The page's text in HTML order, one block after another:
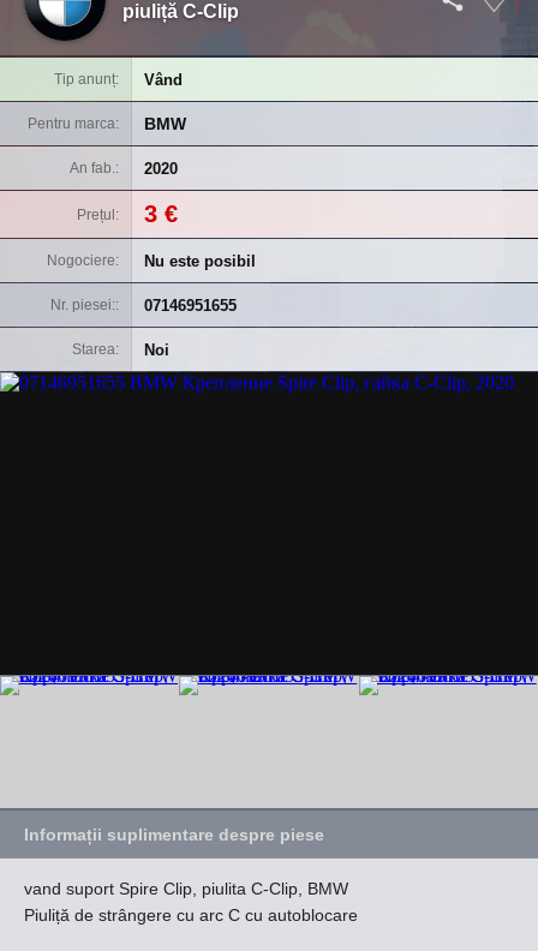
piuliță C-Clip
Tip anunț Vând
Pentru marca BMW
An fab. 2020
Prețul 3 €
Nogociere Nu este posibil
Nr. piesei: 07146951655
Starea Noi
Informații suplimentare despre piese
vand suport Spire Clip, piulita C-Clip, BMW
Piuliță de strângere cu arc C cu autoblocare